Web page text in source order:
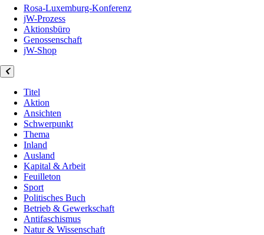
Rosa-Luxemburg-Konferenz
jW-Prozess
Aktionsbüro
Genossenschaft
jW-Shop
Titel
Aktion
Ansichten
Schwerpunkt
Thema
Inland
Ausland
Kapital & Arbeit
Feuilleton
Sport
Politisches Buch
Betrieb & Gewerkschaft
Antifaschismus
Natur & Wissenschaft